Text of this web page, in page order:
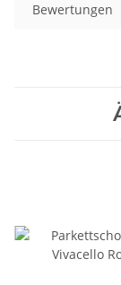
Bewertungen